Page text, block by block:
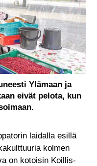
Ylämaan ja
eivät pelota, kun
laidalla esillä
kolmen
on kotoisin Koillis-